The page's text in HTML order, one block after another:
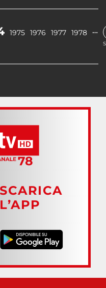
1975 1976 1977 1978 …
SCARICA
L’APP